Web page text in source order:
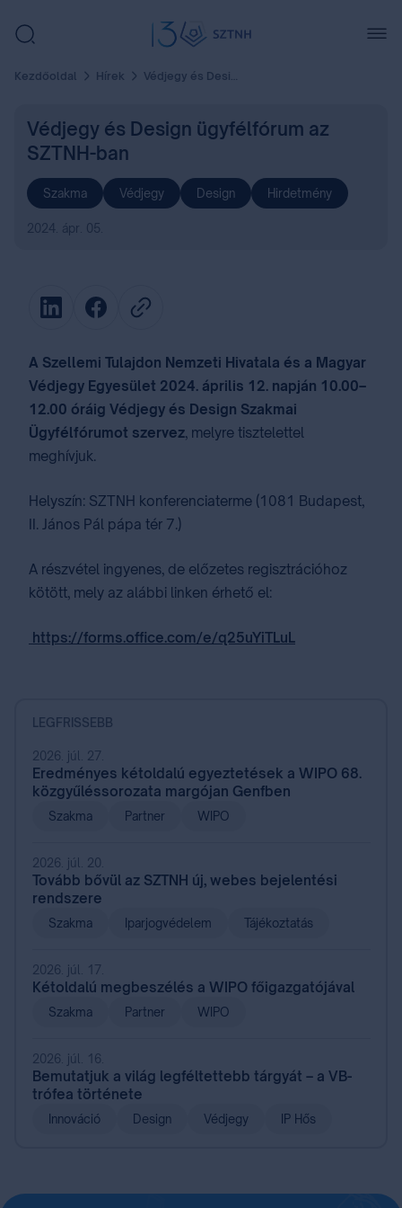
Kezdőoldal Hírek Védjegy és Design ügyfélfórum az SZTNH-ban
Védjegy és Design ügyfélfórum az
SZTNH-ban
Szakma Védjegy Design Hirdetmény
2024. ápr. 05.
A Szellemi Tulajdon Nemzeti Hivatala és a Magyar
Védjegy Egyesület 2024. április 12. napján 10.00–
12.00 óráig Védjegy és Design Szakmai
Ügyfélfórumot szervez, melyre tisztelettel
meghívjuk.
Helyszín: SZTNH konferenciaterme (1081 Budapest,
II. János Pál pápa tér 7.)
A részvétel ingyenes, de előzetes regisztrációhoz
kötött, mely az alábbi linken érhető el:
https://forms.office.com/e/q25uYiTLuL
LEGFRISSEBB
2026. júl. 27.
Eredményes kétoldalú egyeztetések a WIPO 68.
közgyűléssorozata margójan Genfben
Szakma Partner WIPO
2026. júl. 20.
Tovább bővül az SZTNH új, webes bejelentési
rendszere
Szakma Iparjogvédelem Tájékoztatás
2026. júl. 17.
Kétoldalú megbeszélés a WIPO főigazgatójával
Szakma Partner WIPO
2026. júl. 16.
Bemutatjuk a világ legféltettebb tárgyát – a VB-
trófea története
Innováció Design Védjegy IP Hős